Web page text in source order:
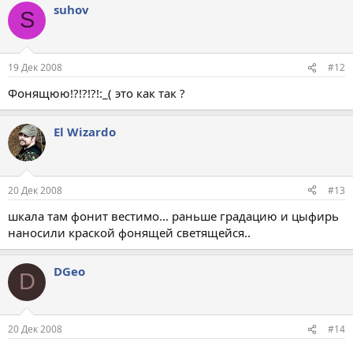
S suhov
19 Дек 2008 #12
Фонящюю!?!?!?!:_( это как так ?
El Wizardo
20 Дек 2008 #13
шкала там фонит вестимо... раньше градацию и цыфирь
наносили краской фонящей светящейся..
D DGeo
20 Дек 2008 #14